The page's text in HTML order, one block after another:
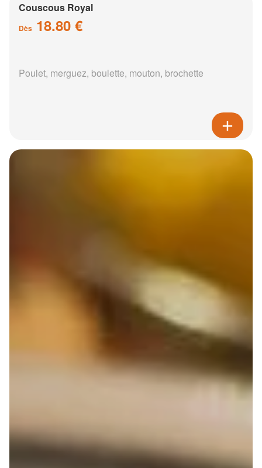
Couscous Royal
Dès 18.80 €
Poulet, merguez, boulette, mouton, brochette